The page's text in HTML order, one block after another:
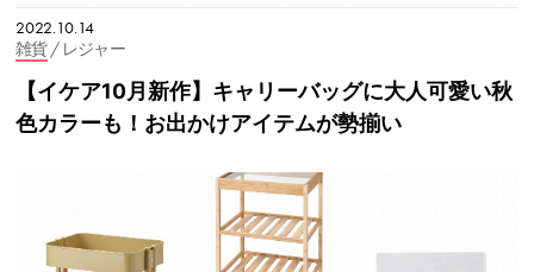
2022.10.14
雑貨/ レジャー
【イケア10月新作】キャリーバッグに大人可愛い秋
色カラーも！お出かけアイテムが勢揃い